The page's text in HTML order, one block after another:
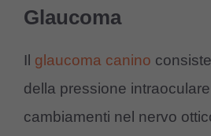
Glaucoma
Il glaucoma canino
della pressione
cambiamenti nel nervo